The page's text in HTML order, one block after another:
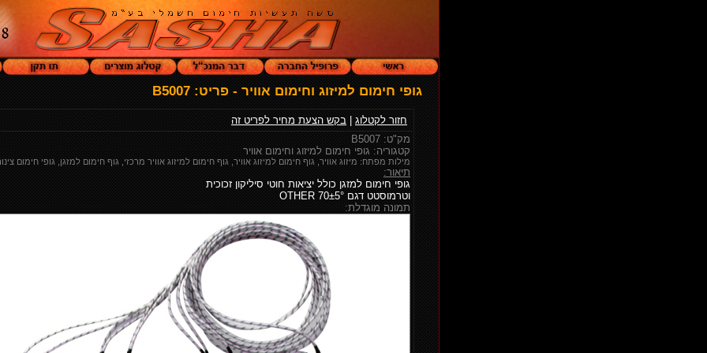
גופי חימום למיזוג וחימום אוויר - פריט: B5007
חזור לקטלוג
בקש הצעת מחיר לפריט זה
מק"ט: B5007
קטגוריה: גופי חימום למיזוג וחימום אוויר
מילות מפתח: מיזוג אוויר, גוף חימום למיזוג אוויר, גוף חימום למיזוג אוויר מרכזי, גוף חימום למזגן, גופי חימום
תיאור:
גופי חימום למזגן כולל יציאות חוטי סיליקון זכוכית
וטרמוסטט דגם 70±5° OTHER
תמונה מוגדלת: